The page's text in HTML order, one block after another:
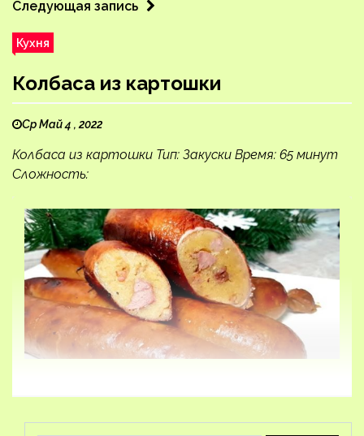
Следующая запись
Кухня
Колбаса из картошки
Ср Май 4 , 2022
Колбаса из картошки Тип: Закуски Время: 65 минут
Сложность: